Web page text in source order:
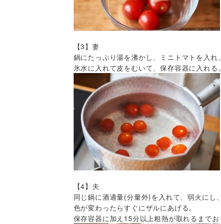
【3】妻
鍋にたっぷり湯を沸かし、ミニトマトを入れ
氷水に入れて皮をむいて、保存容器に入れる。
【4】夫
同じ鍋に酒適量(分量外)を入れて、弱火にし
色が変わったらすぐにザルにあげる。
保存容器に加え15分以上粗熱が取れるまでお